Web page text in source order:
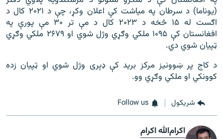
(یوناما) د سرطان په میاشت کې اعلان وکړ، چې د ۲۰۲۱ کال د
اګست له ۱۵ څخه د ۲۰۲۳ کال د مې تر ۳۰ مې پورې په
افغانستان کې ۱۰۹۵ ملکي وګړي وژل شوي او ۲۶۷۹ ملکي وګړي
ټپیان شوي دي.
د کاج پر ښوونیز مرکز برید کې ډېری وژل شوي او ټپیان زده
کوونکي او ملکي وګړي وو.
شريکول Follow us
اکرام‌الله اکرام